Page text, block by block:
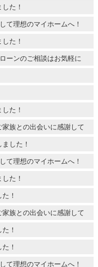
た！
て理想のマイホームへ！
た！
ーンのご相談はお気軽に
た！
家族との出会いに感謝して
した！
て理想のマイホームへ！
た！
！
家族との出会いに感謝して
！
！
て理想のマイホームへ！